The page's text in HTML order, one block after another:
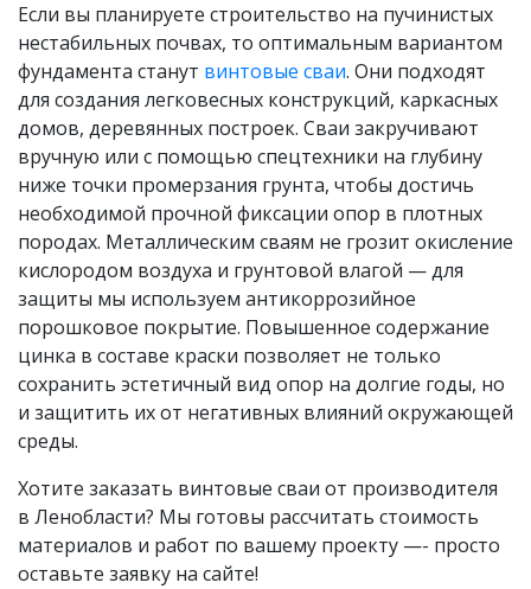
Если вы планируете строительство на пучинистых
нестабильных почвах, то оптимальным вариантом
фундамента станут винтовые сваи. Они подходят
для создания легковесных конструкций, каркасных
домов, деревянных построек. Сваи закручивают
вручную или с помощью спецтехники на глубину
ниже точки промерзания грунта, чтобы достичь
необходимой прочной фиксации опор в плотных
породах. Металлическим сваям не грозит окисление
кислородом воздуха и грунтовой влагой — для
защиты мы используем антикоррозийное
порошковое покрытие. Повышенное содержание
цинка в составе краски позволяет не только
сохранить эстетичный вид опор на долгие годы, но
и защитить их от негативных влияний окружающей
среды.
Хотите заказать винтовые сваи от производителя
в Ленобласти? Мы готовы рассчитать стоимость
материалов и работ по вашему проекту —- просто
оставьте заявку на сайте!